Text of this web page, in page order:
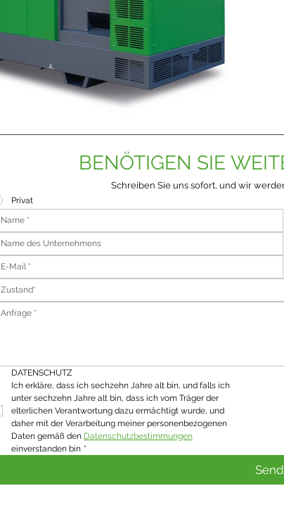
BENÖTIGEN SIE
Schreiben Sie uns sofort, und wir
Privat
Zustand*
DATENSCHUTZ
Ich erkläre, dass ich sechzehn Jahre alt bin, und falls ich
unter sechzehn Jahre alt bin, dass ich vom Träger der
elterlichen Verantwortung dazu ermächtigt wurde, und
daher mit der Verarbeitung meiner personenbezogenen
Daten gemäß den Datenschutzbestimmungen
einverstanden bin *